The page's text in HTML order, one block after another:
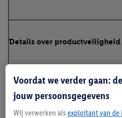
Details over productveiligheid
Handleidingen en downloads
Voordat we verder gaan:
jouw persoonsgegevens
Wij verwerken als exploitant van de